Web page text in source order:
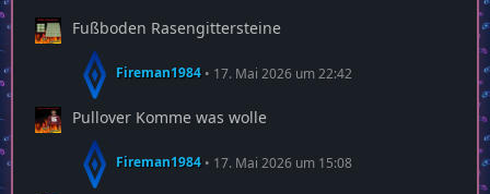
Fußboden Rasengittersteine
Fireman1984 17. Mai 2026 um 22:42
Pullover Komme was wolle
Fireman1984 17. Mai 2026 um 15:08